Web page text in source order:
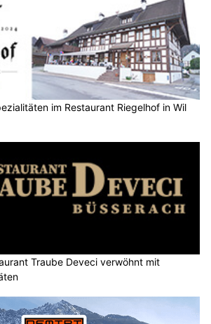
im Restaurant Riegelhof in Wil
Traube Deveci verwöhnt mit